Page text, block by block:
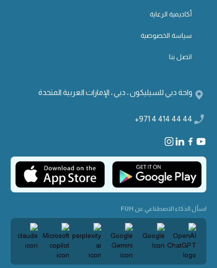
أكاديمية الرعاية
سياسة الخصوصية
اتصل بنا
واحة دبي للسيليكون ، دبي ، الإمارات العربية المتحدة
+971 4 414 44 44
اسأل الذكاء الاصطناعي عن FUH